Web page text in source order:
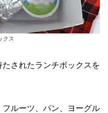
クス
されたランチボックスを
ルーツ、パン、ヨーグル